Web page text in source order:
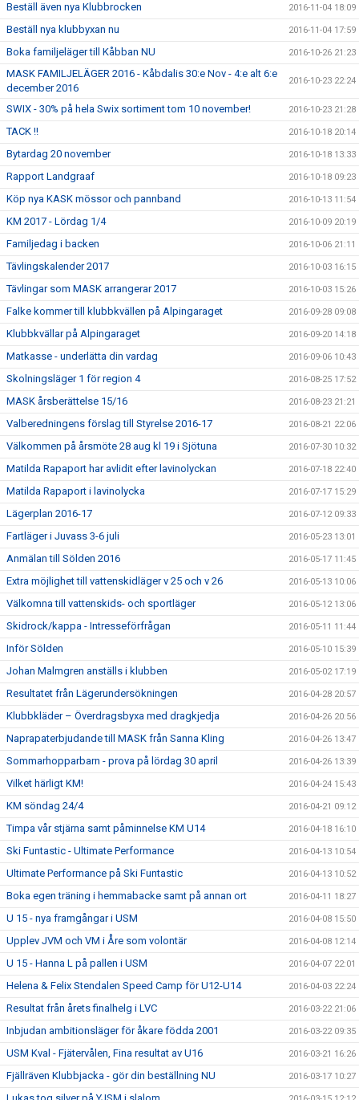
Beställ även nya Klubbrocken 2016-11-04 18:09
Beställ nya klubbyxan nu 2016-11-04 17:59
Boka familjeläger till Kåbban NU 2016-10-26 21:23
MASK FAMILJELÄGER 2016 - Kåbdalis 30:e Nov - 4:e alt 6:e
december 2016
2016-10-23 22:24
SWIX - 30% på hela Swix sortiment tom 10 november! 2016-10-23 21:28
TACK !! 2016-10-18 20:14
Bytardag 20 november 2016-10-18 13:33
Rapport Landgraaf 2016-10-18 09:23
Köp nya KASK mössor och pannband 2016-10-13 11:54
KM 2017 - Lördag 1/4 2016-10-09 20:19
Familjedag i backen 2016-10-06 21:11
Tävlingskalender 2017 2016-10-03 16:15
Tävlingar som MASK arrangerar 2017 2016-10-03 15:26
Falke kommer till klubbkvällen på Alpingaraget 2016-09-28 09:08
Klubbkvällar på Alpingaraget 2016-09-20 14:18
Matkasse - underlätta din vardag 2016-09-06 10:43
Skolningsläger 1 för region 4 2016-08-25 17:52
MASK årsberättelse 15/16 2016-08-23 21:21
Valberedningens förslag till Styrelse 2016-17 2016-08-21 22:06
Välkommen på årsmöte 28 aug kl 19 i Sjötuna 2016-07-30 10:32
Matilda Rapaport har avlidit efter lavinolyckan 2016-07-18 22:40
Matilda Rapaport i lavinolycka 2016-07-17 15:29
Lägerplan 2016-17 2016-07-12 09:33
Fartläger i Juvass 3-6 juli 2016-05-23 13:01
Anmälan till Sölden 2016 2016-05-17 11:45
Extra möjlighet till vattenskidläger v 25 och v 26 2016-05-13 10:06
Välkomna till vattenskids- och sportläger 2016-05-12 13:06
Skidrock/kappa - Intresseförfrågan 2016-05-11 11:44
Inför Sölden 2016-05-10 15:39
Johan Malmgren anställs i klubben 2016-05-02 17:19
Resultatet från Lägerundersökningen 2016-04-28 20:57
Klubbkläder – Överdragsbyxa med dragkjedja 2016-04-26 20:56
Naprapaterbjudande till MASK från Sanna Kling 2016-04-26 13:47
Sommarhopparbarn - prova på lördag 30 april 2016-04-26 13:39
Vilket härligt KM! 2016-04-24 15:43
KM söndag 24/4 2016-04-21 09:12
Timpa vår stjärna samt påminnelse KM U14 2016-04-18 16:10
Ski Funtastic - Ultimate Performance 2016-04-13 10:54
Ultimate Performance på Ski Funtastic 2016-04-13 10:52
Boka egen träning i hemmabacke samt på annan ort 2016-04-11 18:27
U 15 - nya framgångar i USM 2016-04-08 15:50
Upplev JVM och VM i Åre som volontär 2016-04-08 12:14
U 15 - Hanna L på pallen i USM 2016-04-07 22:01
Helena & Felix Stendalen Speed Camp för U12-U14 2016-04-03 22:24
Resultat från årets finalhelg i LVC 2016-03-22 21:06
Inbjudan ambitionsläger för åkare födda 2001 2016-03-22 09:35
USM Kval - Fjätervålen, Fina resultat av U16 2016-03-21 16:26
Fjällräven Klubbjacka - gör din beställning NU 2016-03-17 10:27